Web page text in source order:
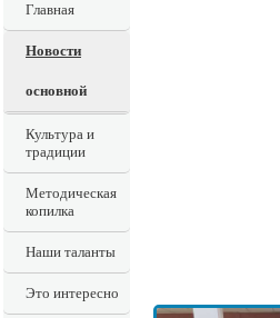
Главная
Новости
основной
Культура и
традиции
Методическая
копилка
Наши таланты
Это интересно